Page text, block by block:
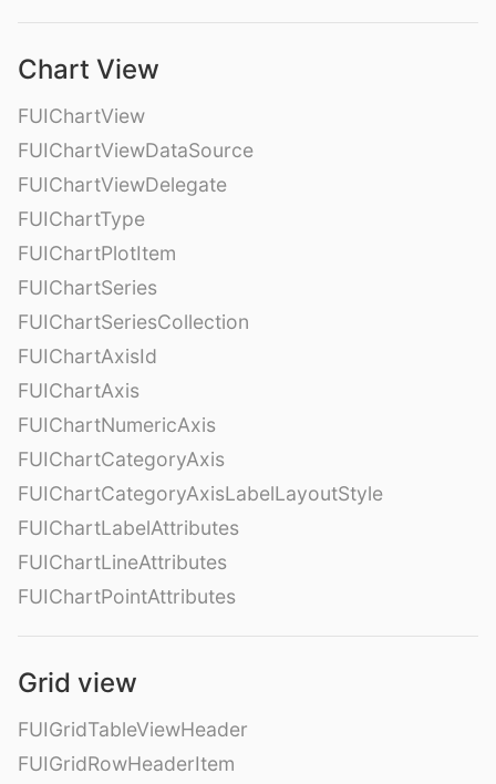
Chart View
FUIChartView
FUIChartViewDataSource
FUIChartViewDelegate
FUIChartType
FUIChartPlotItem
FUIChartSeries
FUIChartSeriesCollection
FUIChartAxisId
FUIChartAxis
FUIChartNumericAxis
FUIChartCategoryAxis
FUIChartCategoryAxisLabelLayoutStyle
FUIChartLabelAttributes
FUIChartLineAttributes
FUIChartPointAttributes
Grid view
FUIGridTableViewHeader
FUIGridRowHeaderItem